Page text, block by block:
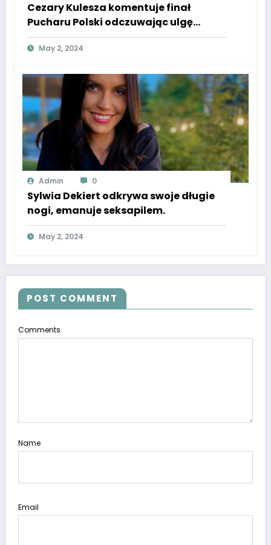
Cezary Kulesza komentuje finał
Pucharu Polski odczuwając ulgę
według Super Express.
May 2, 2024
Admin 0
Sylwia Dekiert odkrywa swoje długie
nogi, emanuje seksapilem.
May 2, 2024
POST COMMENT
Comments
Name
Email